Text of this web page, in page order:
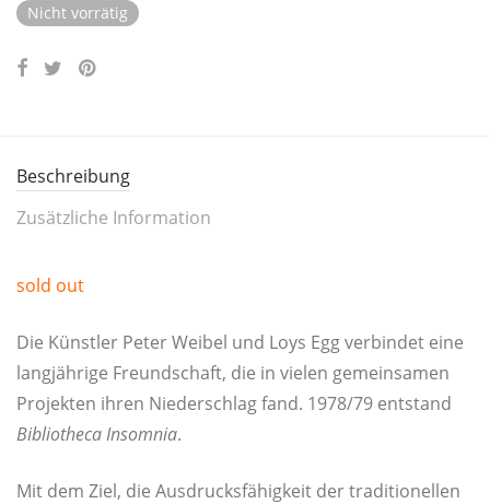
Nicht vorrätig
Beschreibung
Zusätzliche Information
sold out
Die Künst­ler Peter Wei­bel und Loys Egg ver­bin­det eine
lang­jäh­ri­ge Freund­schaft, die in vie­len gemein­sa­men
Pro­jek­ten ihren Nie­der­schlag fand. 1978/79 ent­stand
Biblio­the­ca Insom­nia.
Mit dem Ziel, die Aus­drucks­fä­hig­keit der tra­di­tio­nel­len